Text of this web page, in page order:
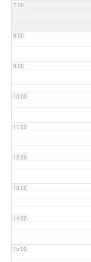
7:00
8:00
9:00
10:00
11:00
12:00
13:00
14:00
15:00